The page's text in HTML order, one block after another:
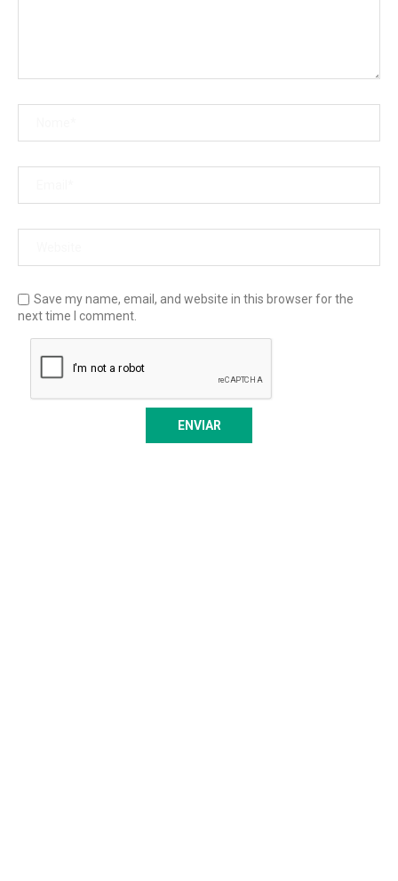
Save my name, email, and website in this browser for the
next time I comment.